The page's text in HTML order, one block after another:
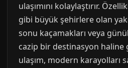
ulaşımını kolaylaştırır.
gibi büyük şehirlere olan
sonu kaçamakları veya
cazip bir destinasyon haline
ulaşım, modern karayolları